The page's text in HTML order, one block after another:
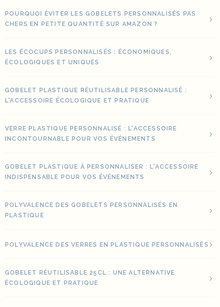
POURQUOI ÉVITER LES GOBELETS PERSONNALISÉS PAS
CHERS EN PETITE QUANTITÉ SUR AMAZON ?
LES ÉCOCUPS PERSONNALISÉS : ÉCONOMIQUES,
ÉCOLOGIQUES ET UNIQUES
GOBELET PLASTIQUE RÉUTILISABLE PERSONNALISÉ :
L'ACCESSOIRE ÉCOLOGIQUE ET PRATIQUE
VERRE PLASTIQUE PERSONNALISÉ : L'ACCESSOIRE
INCONTOURNABLE POUR VOS ÉVÉNEMENTS
GOBELET PLASTIQUE À PERSONNALISER : L'ACCESSOIRE
INDISPENSABLE POUR VOS ÉVÉNEMENTS
POLYVALENCE DES GOBELETS PERSONNALISÉS EN
PLASTIQUE
POLYVALENCE DES VERRES EN PLASTIQUE PERSONNALISÉS
GOBELET RÉUTILISABLE 25CL : UNE ALTERNATIVE
ÉCOLOGIQUE ET PRATIQUE